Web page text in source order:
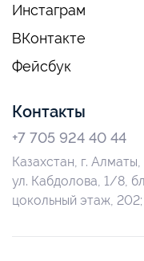
Инстаграм
ВКонтакте
Фейсбук
Контакты
+7 705 924 40 44
Казахстан, г. Алматы,
ул. Кабдолова, 1/8,
цокольный этаж,